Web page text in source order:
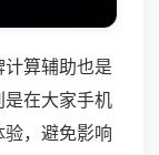
算辅助也是
在大家手机
，避免影响